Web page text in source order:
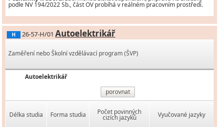
podle NV 194/2022 Sb., část OV probíhá v reálném pracovním prostředí.
H 26-57-H/01 Autoelektrikář
Zaměření nebo Školní vzdělávací program (ŠVP)
Autoelektrikář
porovnat
Délka studia Forma studia Počet povinných
cizích jazyků Vyučované jazyky